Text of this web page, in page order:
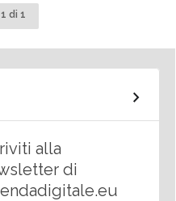
di 1
alla
di